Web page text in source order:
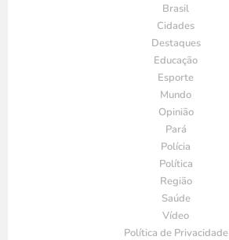
Brasil
Cidades
Destaques
Educação
Esporte
Mundo
Opinião
Pará
Polícia
Política
Região
Saúde
Vídeo
Política de Privacidade